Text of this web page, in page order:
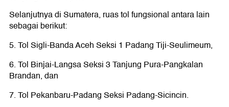
Selanjutnya di Sumatera, ruas tol fungsional antara lain
sebagai berikut:
5. Tol Sigli-Banda Aceh Seksi 1 Padang Tiji-Seulimeum,
6. Tol Binjai-Langsa Seksi 3 Tanjung Pura-Pangkalan
Brandan, dan
7. Tol Pekanbaru-Padang Seksi Padang-Sicincin.